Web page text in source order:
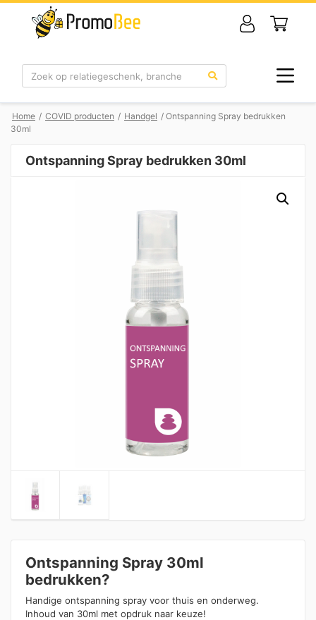
Zoek
Home / COVID producten / Handgel / Ontspanning Spray bedrukken
30ml
Ontspanning Spray bedrukken 30ml
Ontspanning Spray 30ml
bedrukken?
Handige ontspanning spray voor thuis en onderweg.
Inhoud van 30ml met opdruk naar keuze!